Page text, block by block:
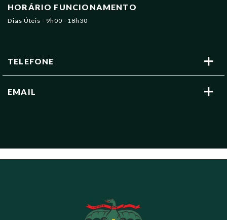
HORÁRIO FUNCIONAMENTO
Dias Úteis - 9h00 - 18h30
TELEFONE
EMAIL